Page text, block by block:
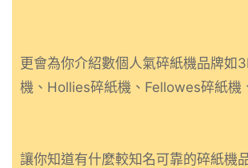
更會為你介紹數個人氣碎紙機品牌如
機、Hollies碎紙機、Fellowes碎紙機
讓你知道有什麼較知名可靠的碎紙機